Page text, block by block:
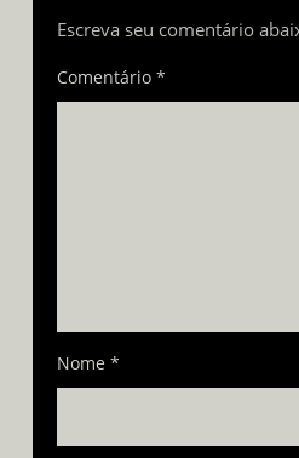
Escreva seu comentário
Comentário *
Nome *